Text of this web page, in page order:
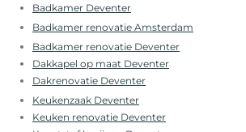
Badkamer Deventer
Badkamer renovatie Amsterdam
Badkamer renovatie Deventer
Dakkapel op maat Deventer
Dakrenovatie Deventer
Keukenzaak Deventer
Keuken renovatie Deventer